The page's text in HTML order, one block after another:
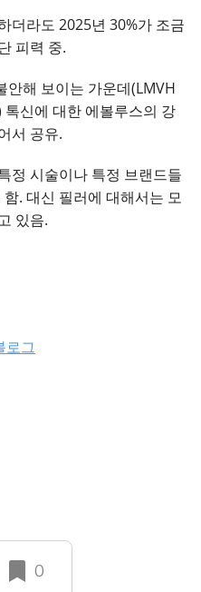
더라도 2025년 30%가 조금
피력 중.
안해 보이는 가운데(LMVH
신에 대한 에볼루스의 강
서 공유.
정 시술이나 특정 브랜드들
. 대신 필러에 대해서는 모
있음.
로그
0